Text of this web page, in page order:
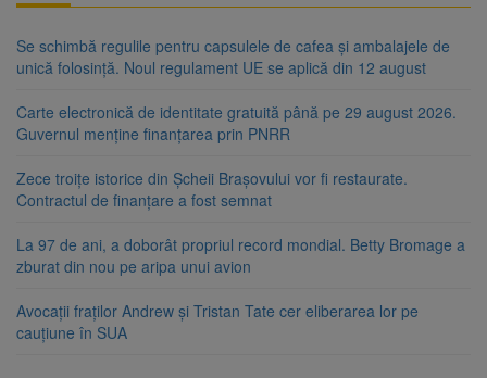
Se schimbă regulile pentru capsulele de cafea și ambalajele de
unică folosință. Noul regulament UE se aplică din 12 august
Carte electronică de identitate gratuită până pe 29 august 2026.
Guvernul menține finanțarea prin PNRR
Zece troițe istorice din Șcheii Brașovului vor fi restaurate.
Contractul de finanțare a fost semnat
La 97 de ani, a doborât propriul record mondial. Betty Bromage a
zburat din nou pe aripa unui avion
Avocații fraților Andrew și Tristan Tate cer eliberarea lor pe
cauțiune în SUA